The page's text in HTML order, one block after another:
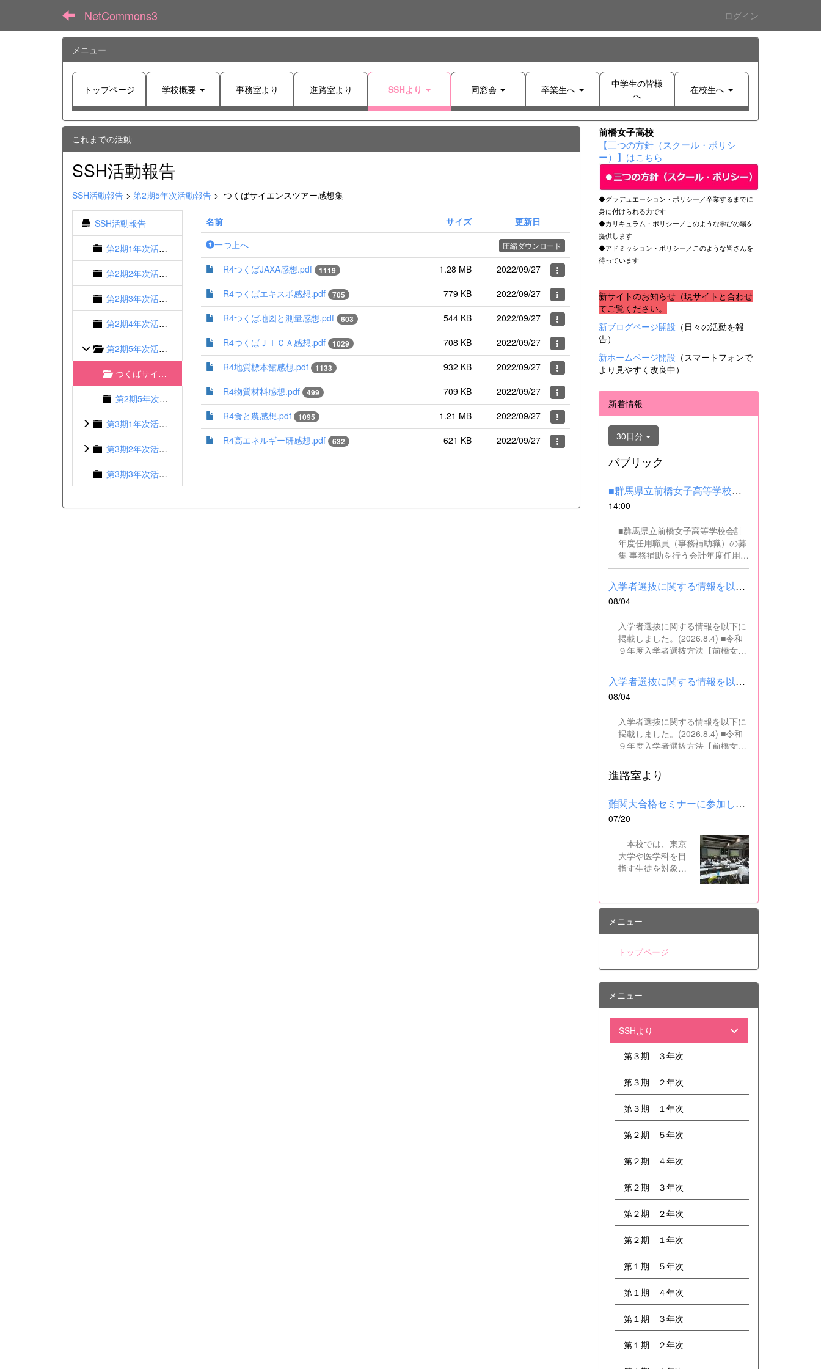
NetCommons3 ログイン
メニュー
トップページ 学校概要 事務室より 進路室より SSHより 同窓会 卒業生へ
中学生の皆様
へ
在校生へ
これまでの活動
SSH活動報告
SSH活動報告 > 第2期5年次活動報告 > つくばサイエンスツアー感想集
SSH活動報告
第2期1年次活動報告
第2期2年次活動報告
第2期3年次活動報告
第2期4年次活動報告
第2期5年次活動報告
つくばサイエンスツアー感想集
第2期5年次成果物
第3期1年次活動報告
第3期2年次活動報告
第3期3年次活動報告
名前 サイズ
更新日
一つ上へ
圧縮ダウンロード
R4つくばJAXA感想.pdf 1119 1.28 MB
2022/09/27
R4つくばエキスポ感想.pdf
705 779 KB
2022/09/27
R4つくば地図と測量感想.pdf
603 544 KB
2022/09/27
R4つくばＪＩＣＡ感想.pdf
1029 708 KB
2022/09/27
R4地質標本館感想.pdf
1133 932 KB
2022/09/27
R4物質材料感想.pdf
499 709 KB
2022/09/27
R4食と農感想.pdf
1095 1.21 MB
2022/09/27
R4高エネルギー研感想.pdf
632 621 KB 2022/09/27
前橋女子高校
【三つの方針（スクール・ポリシ
ー）】はこちら
◆グラデュエーション・ポリシー／卒業するまでに
身に付けられる力です
◆カリキュラム・ポリシー／このような学びの場を
提供します
◆アドミッション・ポリシー／このような皆さんを
待っています
新サイトのお知らせ（現サイトと合わせ
てご覧ください。
新ブログページ開設 （日々の活動を報
告）
新ホームページ開設 （スマートフォンで
より見やすく改良中）
新着情報
30日分
パブリック
■群馬県立前橋女子高等学校会計年度任用職員（事務補助職）の募集...
14:00
■群馬県立前橋女子高等学校会計
年度任用職員（事務補助職）の募
集 事務補助を行う会計年度任用職
員を募集します。 ■職務内容 事務
補助職に従事していただきます。
SSH（スーパーサイエンスハイス
クール）事業にかかるパソコンで
整理事務、電話対応、書類の整
理、その他事務補助業務全般 ■募
集人数 １名 ■募集対象 以下の条
件を満たしている方 基本的なパソ
コン操作（Word、Excelなど）が
できる方 なお、以下に該当する方
は、応募できませんので御了承く
条に該当する者（以下のいずれか
に該当する人） ・禁錮以上の刑に
処せられ、その執行を終わるまで
までの者 ・群馬県職員として懲戒
から2年を経過しない者 ・人事委
員会又は公平委員会の委員の職に
あって、地方公務員法第60条から
第63条までに規定する罪を犯し、
刑に処せられた者 ・日本国憲法又
はその下に成立した政府を暴力で
破壊することを主張する政党その
他の団体を結成し、又はこれに加
民法の規定による準禁治産の宣告
を受けている者（心...
入学者選抜に関する情報を以下に掲載しました。(2026.8.4) ■令和...
08/04
入学者選抜に関する情報を以下に
掲載しました。(2026.8.4) ■令和
９年度入学者選抜方法【前橋女子
高校】pdf はこちら ■群馬県教育
委員会webサイト 高校入試に関
するページはこちら
入学者選抜に関する情報を以下に掲載しました。(2026.8.4) ■令和...
08/04
入学者選抜に関する情報を以下に
掲載しました。(2026.8.4) ■令和
９年度入学者選抜方法【前橋女子
委員会webサイト 高校入試に関
するページはこちら
進路室より
難関大合格セミナーに参加しました
07/20
本校では、東京
大学や医学科を目
指す生徒を対象
格セミナーを行っ
ています。 12日
には、本校を会場
東大合格セミナー
約50名の高校生が
参加しました。駿
入試に精通した講
師をお招きし、合
格するための答案
作成力をつけるた
めのノウハウを伝
授していただきま
日には群馬パース
大学を会場に、群
馬県高校生医学科
小論文セミナーが
行われ、本校2・3
年生計24名が参加
しました。代々木
ゼミナールから小
論文対策の専門の
先生をお招きし、
医系小論文の作成
法について丸1日講
義をしていただき
ました。 どちら
者どうし、他校の
生徒との交流を通
じて大きな刺激を
得てきたようで
す。
メニュー
トップページ
メニュー
SSHより
第３期 ３年次
第３期 ２年次
第３期 １年次
第２期 ５年次
第２期 ４年次
第２期 ３年次
第２期 ２年次
第２期 １年次
第１期 ５年次
第１期 ４年次
第１期 ３年次
第１期 ２年次